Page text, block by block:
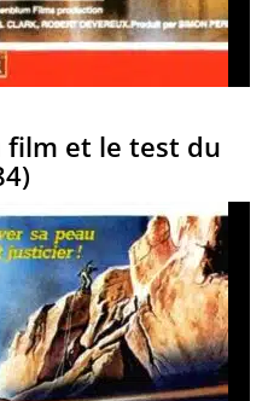
film et le test du